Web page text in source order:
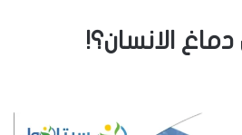
الانسان؟!